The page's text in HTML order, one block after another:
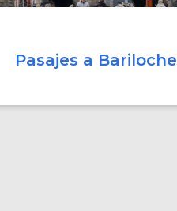
Pasajes a Bariloche